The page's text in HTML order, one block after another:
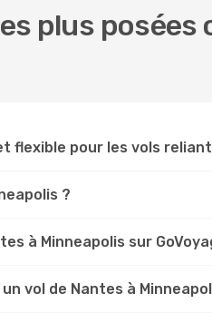
plus
flexible pour les vols
?
à Minneapolis sur
vol de Nantes à